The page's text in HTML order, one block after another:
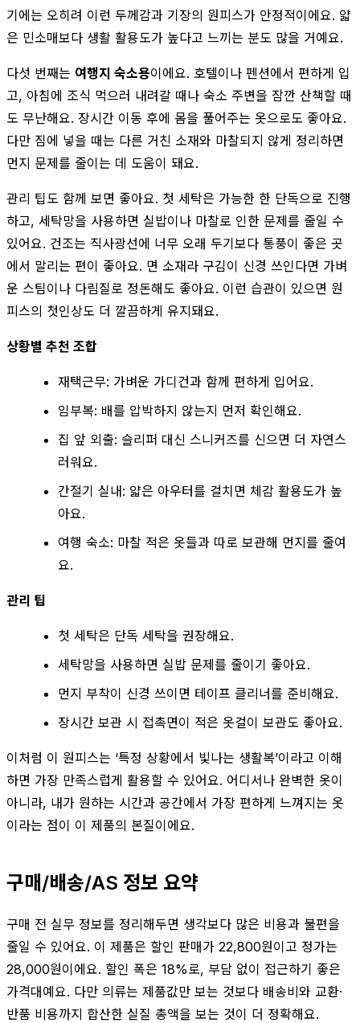
기에는 오히려 이런 두께감과 기장의 원피스가 안정적이에요. 얇
은 민소매보다 생활 활용도가 높다고 느끼는 분도 많을 거예요.
다섯 번째는 여행지 숙소용이에요. 호텔이나 펜션에서 편하게 입
고, 아침에 조식 먹으러 내려갈 때나 숙소 주변을 잠깐 산책할 때
도 무난해요. 장시간 이동 후에 몸을 풀어주는 옷으로도 좋아요.
다만 짐에 넣을 때는 다른 거친 소재와 마찰되지 않게 정리하면
먼지 문제를 줄이는 데 도움이 돼요.
관리 팁도 함께 보면 좋아요. 첫 세탁은 가능한 한 단독으로 진행
하고, 세탁망을 사용하면 실밥이나 마찰로 인한 문제를 줄일 수
있어요. 건조는 직사광선에 너무 오래 두기보다 통풍이 좋은 곳
에서 말리는 편이 좋아요. 면 소재라 구김이 신경 쓰인다면 가벼
운 스팀이나 다림질로 정돈해도 좋아요. 이런 습관이 있으면 원
피스의 첫인상도 더 깔끔하게 유지돼요.
상황별 추천 조합
재택근무: 가벼운 가디건과 함께 편하게 입어요.
임부복: 배를 압박하지 않는지 먼저 확인해요.
집 앞 외출: 슬리퍼 대신 스니커즈를 신으면 더 자연스
러워요.
간절기 실내: 얇은 아우터를 걸치면 체감 활용도가 높
아요.
여행 숙소: 마찰 적은 옷들과 따로 보관해 먼지를 줄여
요.
관리 팁
첫 세탁은 단독 세탁을 권장해요.
세탁망을 사용하면 실밥 문제를 줄이기 좋아요.
먼지 부착이 신경 쓰이면 테이프 클리너를 준비해요.
장시간 보관 시 접촉면이 적은 옷걸이 보관도 좋아요.
이처럼 이 원피스는 ‘특정 상황에서 빛나는 생활복’이라고 이해
하면 가장 만족스럽게 활용할 수 있어요. 어디서나 완벽한 옷이
아니라, 내가 원하는 시간과 공간에서 가장 편하게 느껴지는 옷
이라는 점이 이 제품의 본질이에요.
구매/배송/AS 정보 요약
구매 전 실무 정보를 정리해두면 생각보다 많은 비용과 불편을
줄일 수 있어요. 이 제품은 할인 판매가 22,800원이고 정가는
28,000원이에요. 할인 폭은 18%로, 부담 없이 접근하기 좋은
가격대예요. 다만 의류는 제품값만 보는 것보다 배송비와 교환·
반품 비용까지 합산한 실질 총액을 보는 것이 더 정확해요.